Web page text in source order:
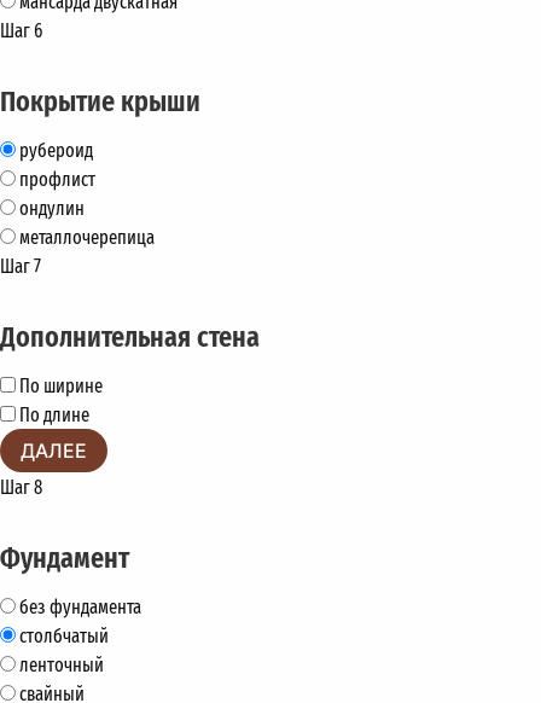
Шаг 6
Покрытие крыши
рубероид
профлист
ондулин
металлочерепица
Шаг 7
Дополнительная стена
По ширине
По длине
ДАЛЕЕ
Шаг 8
Фундамент
без фундамента
столбчатый
ленточный
свайный